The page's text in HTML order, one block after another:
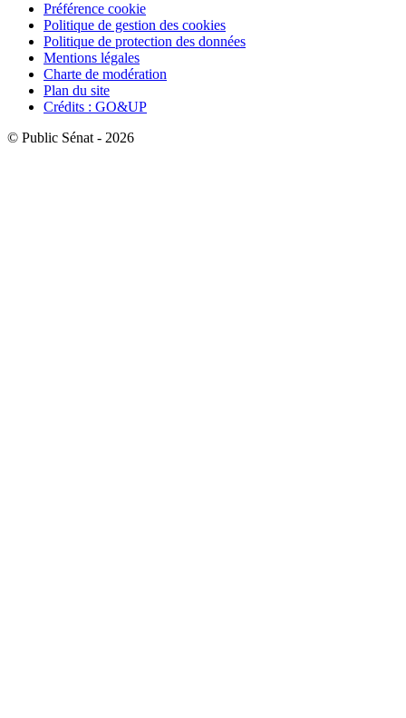
Préférence cookie
Politique de gestion des cookies
Politique de protection des données
Mentions légales
Charte de modération
Plan du site
Crédits : GO&UP
© Public Sénat - 2026